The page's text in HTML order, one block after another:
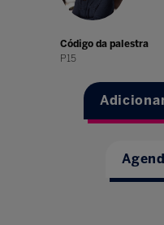
Código da palestra
P15